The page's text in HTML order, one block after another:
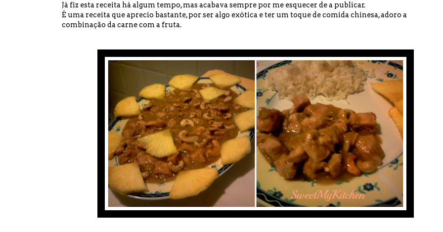
Já fiz esta receita há algum tempo, mas acabava sempre por me esquecer de a publicar.
É uma receita que aprecio bastante, por ser algo exótica e ter um toque de comida chinesa, adoro a
combinação da carne com a fruta.